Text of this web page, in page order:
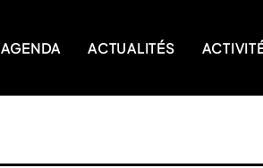
AGENDA
ACTUALITÉS